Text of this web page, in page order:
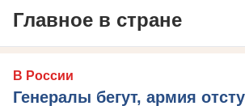
Главное в стране
В России
Генералы бегут, армия